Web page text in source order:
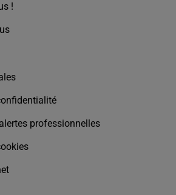
!
professionnelles